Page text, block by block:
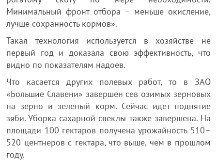
Минимальный фронт отбора – меньше окисление,
лучше сохранность кормов».
Такая технология используется в хозяйстве не
первый год и доказала свою эффективность, что
видно по показателям надоев.
Что касается других полевых работ, то в ЗАО
«Большие Славени» завершен сев озимых зерновых
на зерно и зеленый корм. Сейчас идет поднятие
зяби. Уборка сахарной свеклы также завершена. На
площади 100 гектаров получена урожайность 510–
520 центнеров с гектара, что выше, чем в прошлом
году.